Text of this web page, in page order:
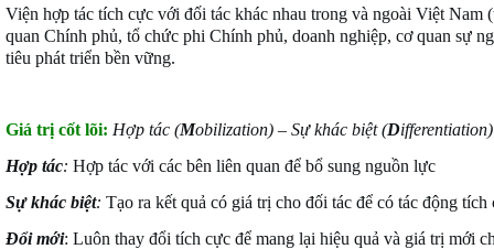
Viện hợp tác tích cực với đối tác khác nhau trong và ngoài Việt Nam
quan Chính phủ, tổ chức phi Chính phủ, doanh nghiệp, cơ quan sự
tiêu phát triển bền vững.
Giá trị cốt lõi: Hợp tác (Mobilization) – Sự khác biệt (D
Hợp tác: Hợp tác với các bên liên quan để bổ sung nguồn lực
Sự khác biệt: Tạo ra kết quả có giá trị cho đối tác để có tác động tích
Đổi mới: Luôn thay đổi tích cực để mang lại hiệu quả và giá trị mới